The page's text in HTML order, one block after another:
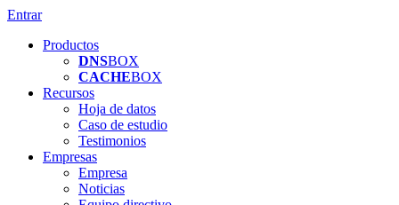
Entrar
Productos
DNSBOX
CACHEBOX
Recursos
Hoja de datos
Caso de estudio
Testimonios
Empresas
Empresa
Noticias